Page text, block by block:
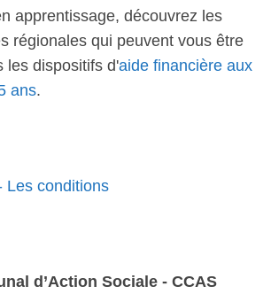
apprentissage, découvrez les
régionales qui peuvent vous être
les dispositifs d'aide financière aux
ans.
Les conditions
d’Action Sociale - CCAS